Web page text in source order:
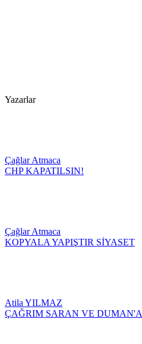
Yazarlar
Çağlar Atmaca
CHP KAPATILSIN!
Çağlar Atmaca
KOPYALA YAPIŞTIR SİYASET
Atila YILMAZ
ÇAĞRIM SARAN VE DUMAN'A